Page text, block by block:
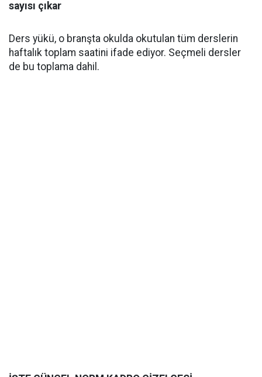
sayısı çıkar
Ders yükü, o branşta okulda okutulan tüm derslerin
haftalık toplam saatini ifade ediyor. Seçmeli dersler
de bu toplama dahil.